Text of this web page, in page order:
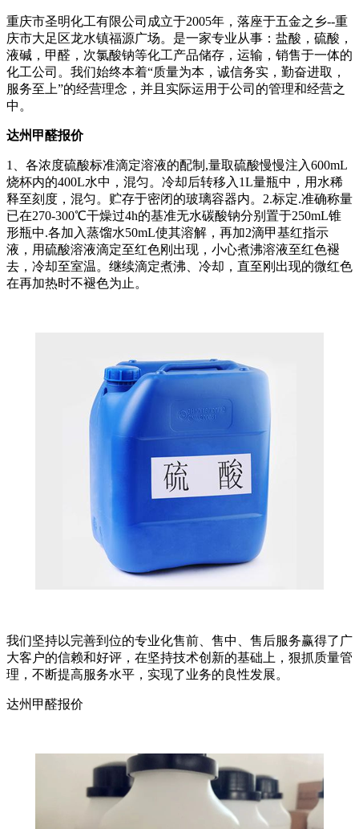
重庆市圣明化工有限公司成立于2005年，落座于五金之乡--重
庆市大足区龙水镇福源广场。是一家专业从事：盐酸，硫酸，
液碱，甲醛，次氯酸钠等化工产品储存，运输，销售于一体的
化工公司。我们始终本着“质量为本，诚信务实，勤奋进取，
服务至上”的经营理念，并且实际运用于公司的管理和经营之
中。
达州甲醛报价
1、各浓度硫酸标准滴定溶液的配制,量取硫酸慢慢注入600mL
烧杯内的400L水中，混匀。冷却后转移入1L量瓶中，用水稀
释至刻度，混匀。贮存于密闭的玻璃容器内。2.标定.准确称量
已在270-300℃干燥过4h的基准无水碳酸钠分别置于250mL锥
形瓶中.各加入蒸馏水50mL使其溶解，再加2滴甲基红指示
液，用硫酸溶液滴定至红色刚出现，小心煮沸溶液至红色褪
去，冷却至室温。继续滴定煮沸、冷却，直至刚出现的微红色
在再加热时不褪色为止。
我们坚持以完善到位的专业化售前、售中、售后服务赢得了广
大客户的信赖和好评，在坚持技术创新的基础上，狠抓质量管
理，不断提高服务水平，实现了业务的良性发展。
达州甲醛报价